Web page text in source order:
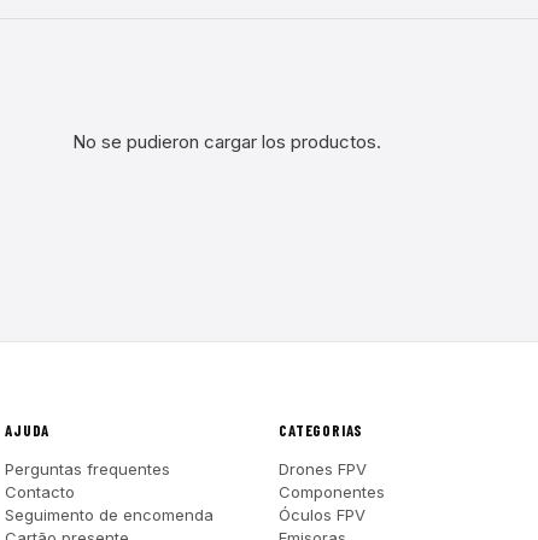
No se pudieron cargar los productos.
AJUDA
Perguntas frequentes
Contacto
Seguimento de encomenda
CATEGORIAS
Drones FPV
Componentes
Óculos FPV